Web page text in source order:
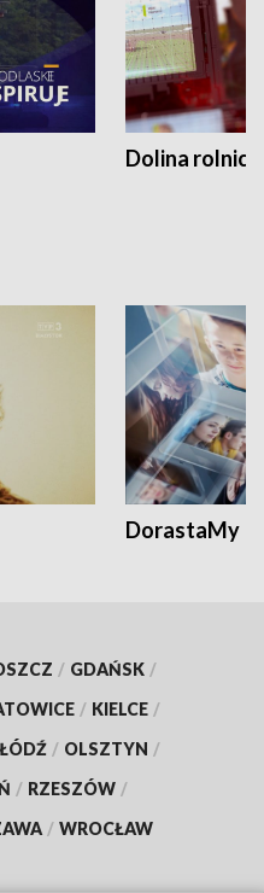
Dolina
DorastaMy
/ GDAŃSK /
/ KIELCE /
ŁÓDŹ / OLSZTYN /
/ RZESZÓW /
/ WROCŁAW